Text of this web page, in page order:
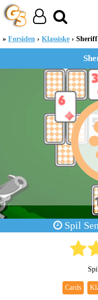
Forsiden Klassiske
Spil
Cards